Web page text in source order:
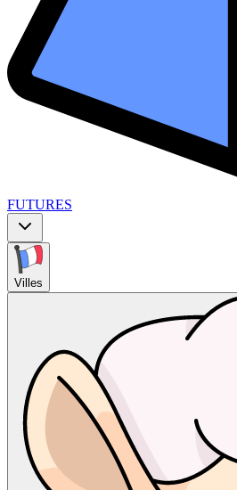
FUTURES
Villes